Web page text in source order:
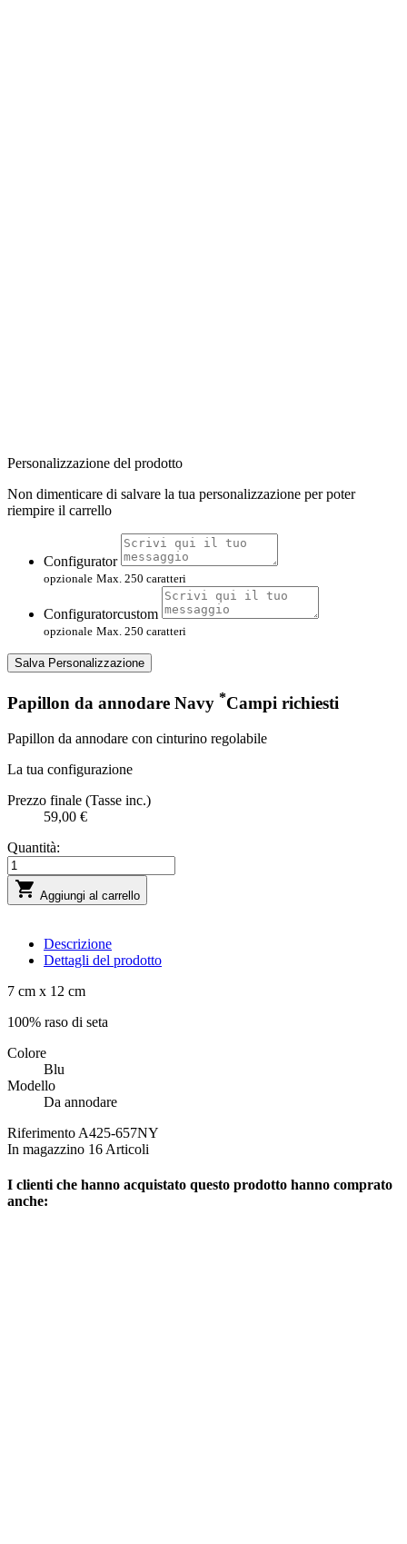
Personalizzazione del prodotto
Non dimenticare di salvare la tua personalizzazione per poter
riempire il carrello
Configurator
opzionale Max. 250 caratteri
Configuratorcustom
opzionale Max. 250 caratteri
Salva Personalizzazione
Papillon da annodare Navy *Campi richiesti
Papillon da annodare con cinturino regolabile
La tua configurazione
Prezzo finale (Tasse inc.)
59,00 €
Quantità:
 Aggiungi al carrello
Descrizione
Dettagli del prodotto
7 cm x 12 cm
100% raso di seta
Colore
Blu
Modello
Da annodare
Riferimento A425-657NY
In magazzino 16 Articoli
I clienti che hanno acquistato questo prodotto hanno comprato
anche: